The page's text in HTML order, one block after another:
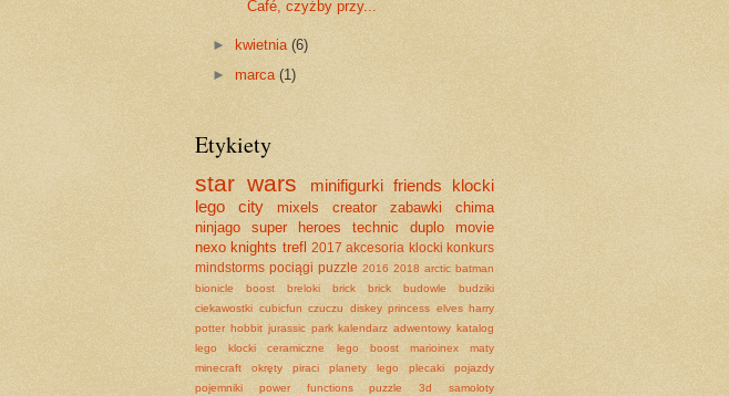
Café, czyżby przy...
►kwietnia(6)
► marca(1)
Etykiety
star wars minifigurki friends
klocki
lego
city mixels creator zabawki
chima
ninjago
super heroes technic duplo
movie
nexo knights trefl 2017 akcesoria klocki konkurs
mindstorms pociągi puzzle 2016 2018 arctic batman
bionicle
boost breloki brick brick budowle
budziki
ciekawostki cubicfun czuczu diskey princess elves harry
potter hobbit jurassic park kalendarz adwentowy katalog
lego
klocki ceramiczne lego boost marioinex
maty
minecraft
okręty piraci planety lego plecaki
pojazdy
pojemniki
power functions puzzle 3d
samoloty